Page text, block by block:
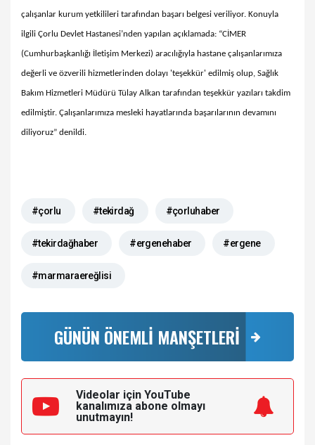
çalışanlar kurum yetkilileri tarafından başarı belgesi veriliyor. Konuyla
ilgili Çorlu Devlet Hastanesi’nden yapılan açıklamada: “CİMER
(Cumhurbaşkanlığı İletişim Merkezi) aracılığıyla hastane çalışanlarımıza
değerli ve özverili hizmetlerinden dolayı 'teşekkür' edilmiş olup, Sağlık
Bakım Hizmetleri Müdürü Tülay Alkan tarafından teşekkür yazıları takdim
edilmiştir. Çalışanlarımıza mesleki hayatlarında başarılarının devamını
diliyoruz” denildi.
#çorlu #tekirdağ #çorluhaber
#tekirdağhaber #ergenehaber #ergene
#marmaraereğlisi
GÜNÜN ÖNEMLİ MANŞETLERİ
Videolar için YouTube
kanalımıza abone olmayı
unutmayın!